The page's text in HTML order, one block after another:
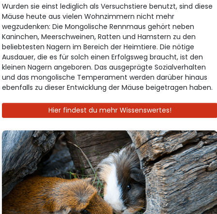
Wurden sie einst lediglich als Versuchstiere benutzt, sind diese
Mäuse heute aus vielen Wohnzimmern nicht mehr
wegzudenken: Die Mongolische Rennmaus gehört neben
Kaninchen, Meerschweinen, Ratten und Hamstern zu den
beliebtesten Nagern im Bereich der Heimtiere. Die nötige
Ausdauer, die es für solch einen Erfolgsweg braucht, ist den
kleinen Nagern angeboren. Das ausgeprägte Sozialverhalten
und das mongolische Temperament werden darüber hinaus
ebenfalls zu dieser Entwicklung der Mäuse beigetragen haben.
Hier findest du mehr Wissenswertes!